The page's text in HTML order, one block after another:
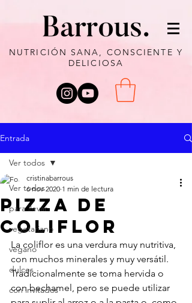
NUTRICIÓN SANA, CONSCIENTE Y
DELICIOSA
Entrada
Ver todos
para llevar
vegetariano
vegano
dulces
con invitados
Ver todos
PIZZA DE
COLIFLOR
cristinabarrous
6 nov 2020 1 min de lectura
La coliflor es una verdura muy nutritiva,
con muchos minerales y muy versátil.
Tradicionalmente se toma hervida o
con bechamel, pero se puede utilizar